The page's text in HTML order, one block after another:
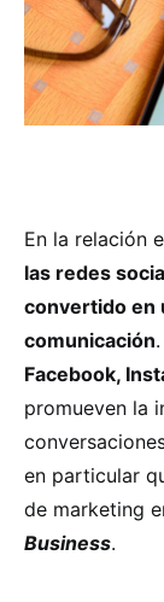
En la relación
las redes
convertido en
comunicación
Facebook,
promueven la
en particular
de marketing
Business.